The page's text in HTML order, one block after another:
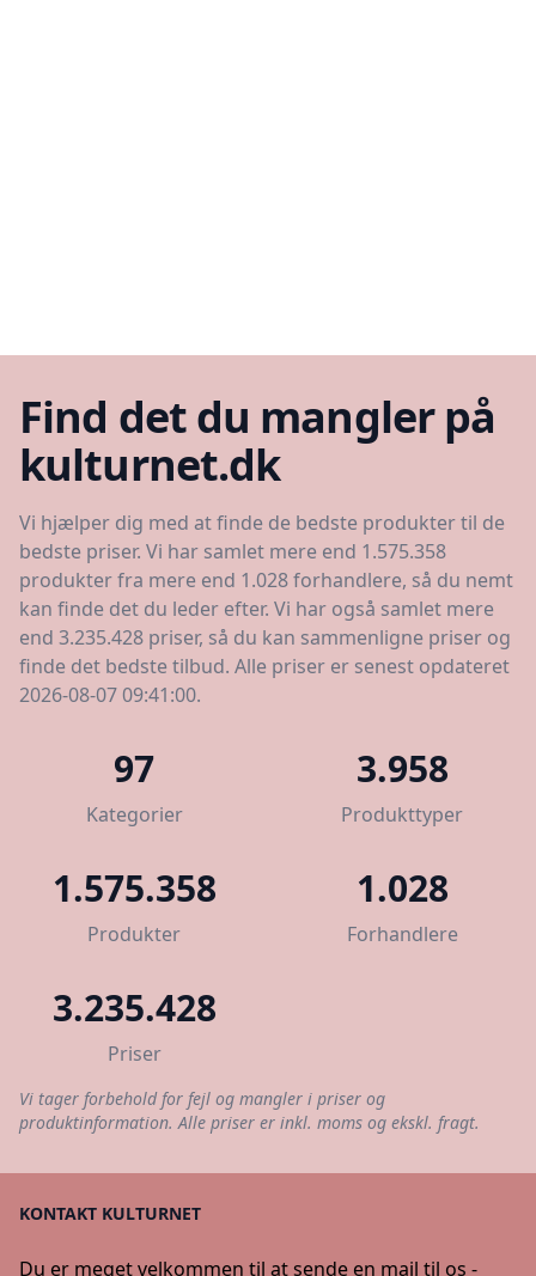
Find det du mangler på
kulturnet.dk
Vi hjælper dig med at finde de bedste produkter til de
bedste priser. Vi har samlet mere end 1.575.358
produkter fra mere end 1.028 forhandlere, så du nemt
kan finde det du leder efter. Vi har også samlet mere
end 3.235.428 priser, så du kan sammenligne priser og
finde det bedste tilbud. Alle priser er senest opdateret
2026-08-07 09:41:00.
97
Kategorier
3.958
Produkttyper
1.575.358
Produkter
1.028
Forhandlere
3.235.428
Priser
Vi tager forbehold for fejl og mangler i priser og
produktinformation. Alle priser er inkl. moms og ekskl. fragt.
KONTAKT KULTURNET
Du er meget velkommen til at sende en mail til os -